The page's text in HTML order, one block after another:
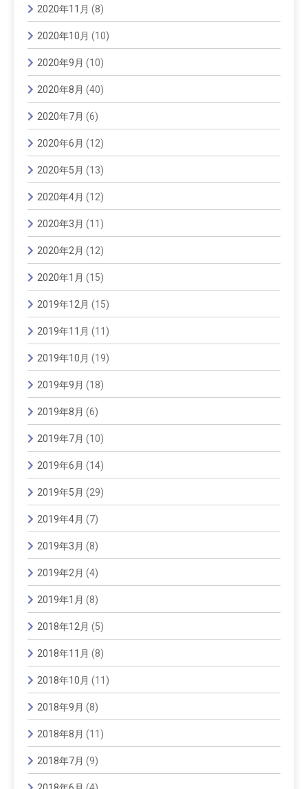
2020年11月 (8)
2020年10月 (10)
2020年9月 (10)
2020年8月 (40)
2020年7月 (6)
2020年6月 (12)
2020年5月 (13)
2020年4月 (12)
2020年3月 (11)
2020年2月 (12)
2020年1月 (15)
2019年12月 (15)
2019年11月 (11)
2019年10月 (19)
2019年9月 (18)
2019年8月 (6)
2019年7月 (10)
2019年6月 (14)
2019年5月 (29)
2019年4月 (7)
2019年3月 (8)
2019年2月 (4)
2019年1月 (8)
2018年12月 (5)
2018年11月 (8)
2018年10月 (11)
2018年9月 (8)
2018年8月 (11)
2018年7月 (9)